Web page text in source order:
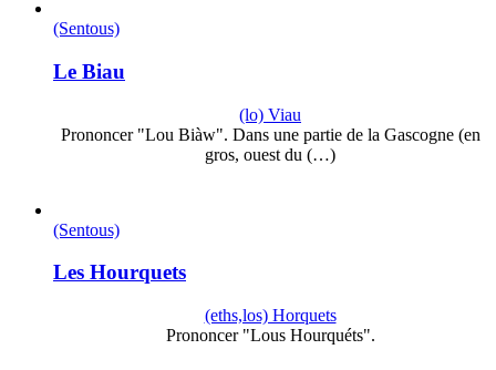
(Sentous)
Le Biau
(lo) Viau
Prononcer "Lou Biàw". Dans une partie de la Gascogne (en
gros, ouest du (…)
(Sentous)
Les Hourquets
(eths,los) Horquets
Prononcer "Lous Hourquéts".